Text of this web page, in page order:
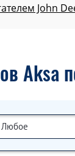
John
Aksa
Любое